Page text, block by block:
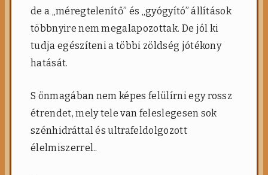
de a „méregtelenítő” és „gyógyító” állítások
többnyire nem megalapozottak. De jól ki
tudja egészíteni a többi zöldség jótékony
hatását.
S önmagában nem képes felülírni egy rossz
étrendet, mely tele van feleslegesen sok
szénhidráttal és ultrafeldolgozott
élelmiszerrel..